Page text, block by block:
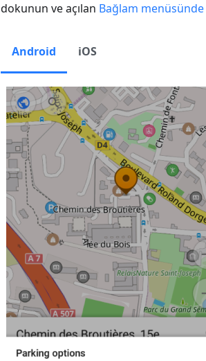
dokunun ve açılan Bağlam menüsünde
Android iOS